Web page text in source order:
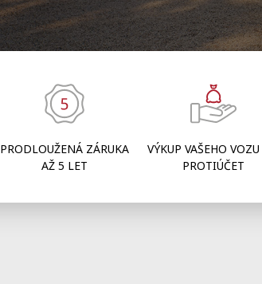
PRODLOUŽENÁ ZÁRUKA
AŽ 5 LET
VÝKUP VAŠEHO
PROTIÚČET